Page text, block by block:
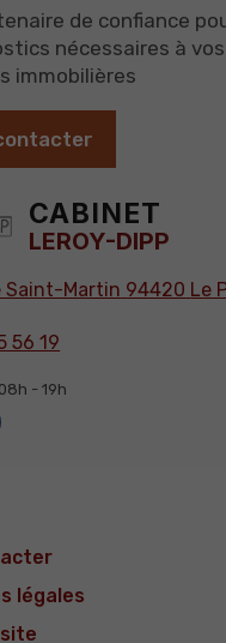
CABINET
LEROY-DIPP
Saint-Martin 94420 Le
56 19
- 19h
légales
de confiance
nécessaires à vos
immobilières